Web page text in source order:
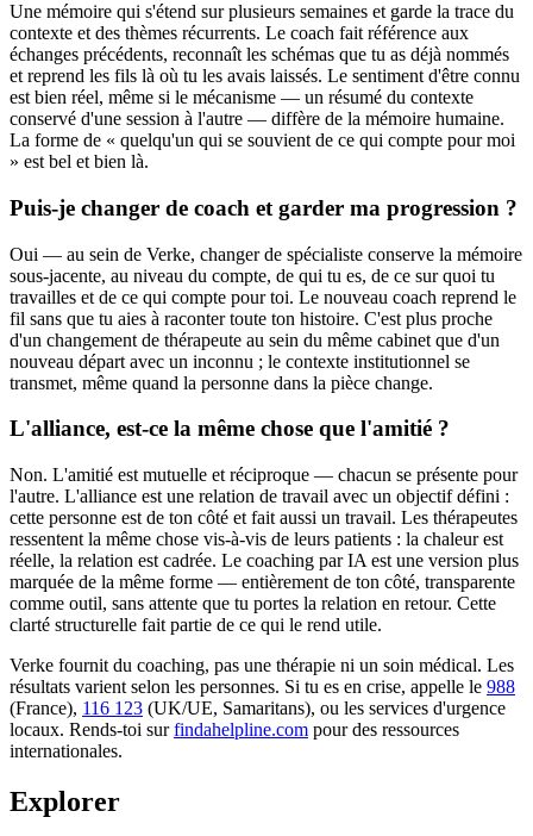
Une mémoire qui s'étend sur plusieurs semaines et garde la trace du
contexte et des thèmes récurrents. Le coach fait référence aux
échanges précédents, reconnaît les schémas que tu as déjà nommés
et reprend les fils là où tu les avais laissés. Le sentiment d'être connu
est bien réel, même si le mécanisme — un résumé du contexte
conservé d'une session à l'autre — diffère de la mémoire humaine.
La forme de « quelqu'un qui se souvient de ce qui compte pour moi
» est bel et bien là.
Puis-je changer de coach et garder ma progression ?
Oui — au sein de Verke, changer de spécialiste conserve la mémoire
sous-jacente, au niveau du compte, de qui tu es, de ce sur quoi tu
travailles et de ce qui compte pour toi. Le nouveau coach reprend le
fil sans que tu aies à raconter toute ton histoire. C'est plus proche
d'un changement de thérapeute au sein du même cabinet que d'un
nouveau départ avec un inconnu ; le contexte institutionnel se
transmet, même quand la personne dans la pièce change.
L'alliance, est-ce la même chose que l'amitié ?
Non. L'amitié est mutuelle et réciproque — chacun se présente pour
l'autre. L'alliance est une relation de travail avec un objectif défini :
cette personne est de ton côté et fait aussi un travail. Les thérapeutes
ressentent la même chose vis-à-vis de leurs patients : la chaleur est
réelle, la relation est cadrée. Le coaching par IA est une version plus
marquée de la même forme — entièrement de ton côté, transparente
comme outil, sans attente que tu portes la relation en retour. Cette
clarté structurelle fait partie de ce qui le rend utile.
Verke fournit du coaching, pas une thérapie ni un soin médical. Les
résultats varient selon les personnes. Si tu es en crise, appelle le 988
(France), 116 123 (UK/UE, Samaritans), ou les services d'urgence
locaux. Rends-toi sur findahelpline.com pour des ressources
internationales.
Explorer